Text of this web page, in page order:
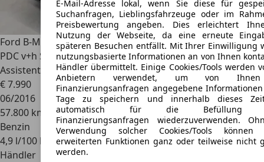
Ford B-Max
Trend Klima 1-Hand Telefon 4x el. Fenster SHZ
PDC v+h Schiebetüre 2x USB AHK Berganfahr & Notbrems-
Assistent
€ 7.990
06/2016
57.800 km
Benzin
4,9 l/100 km (komb.)
Händler
E-Mail-Adresse lokal, wenn Sie diese für
Suchanfragen, Lieblingsfahrzeuge oder im
Preisbewertung angeben. Dies erleichtert
Nutzung der Webseite, da eine erneute
späteren Besuchen entfällt. Mit Ihrer Einwilligung
nutzungsbasierte Informationen an von Ihnen
Händler übermittelt. Einige Cookies/Tools werden
Anbietern verwendet, um von
Finanzierungsanfragen angegebene
Tage zu speichern und innerhalb dieses
automatisch für die Befüllung
Finanzierungsanfragen wiederzuverwenden.
Verwendung solcher Cookies/Tools können
erweiterten Funktionen ganz oder teilweise nicht
werden.